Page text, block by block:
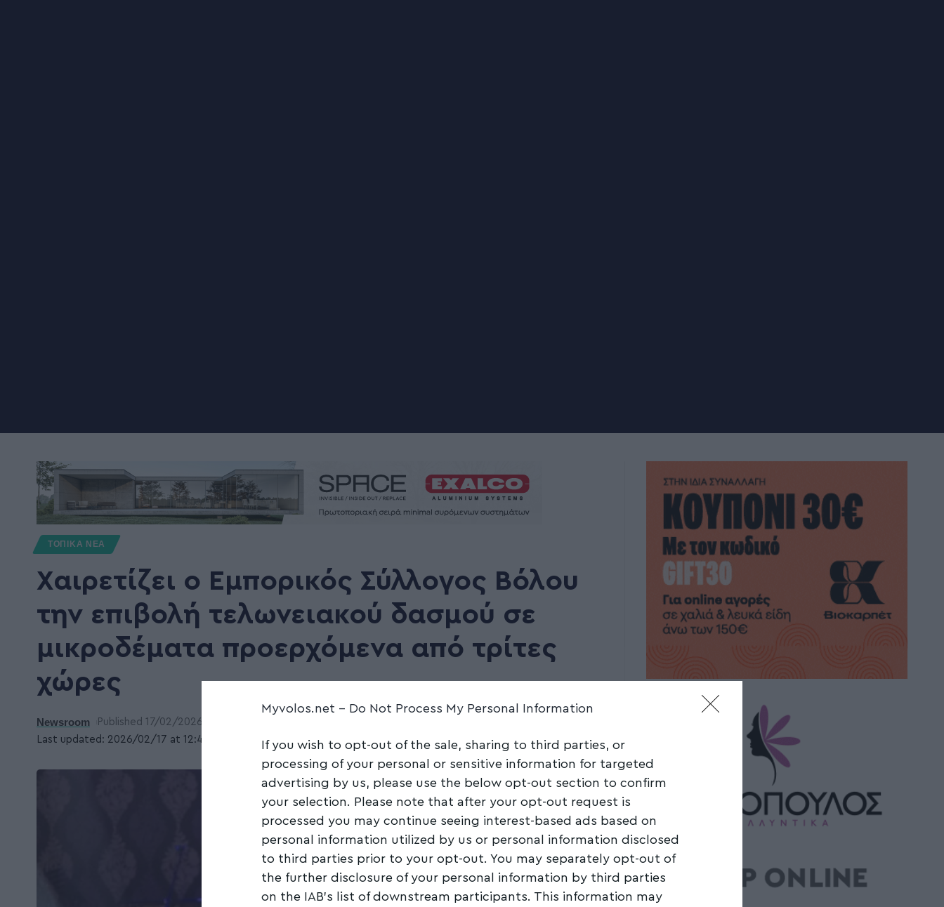
Myvolos.net - Do Not Process My Personal Information
If you wish to opt-out of the sale, sharing to third parties, or
processing of your personal or sensitive information for targeted
advertising by us, please use the below opt-out section to confirm
your selection. Please note that after your opt-out request is
processed you may continue seeing interest-based ads based on
personal information utilized by us or personal information disclosed
to third parties prior to your opt-out. You may separately opt-out of
the further disclosure of your personal information by third parties
on the IAB’s list of downstream participants. This information may
ΤΟΠΙΚΑ ΝΕΑ
Χαιρετίζει ο Εμπορικός Σύλλογος Βόλου
την επιβολή τελωνειακού δασμού σε
μικροδέματα προερχόμενα από τρίτες
χώρες
Last updated: 2026/02/17 at 12:43 ΜΜ
Newsroom Published 17/02/2026